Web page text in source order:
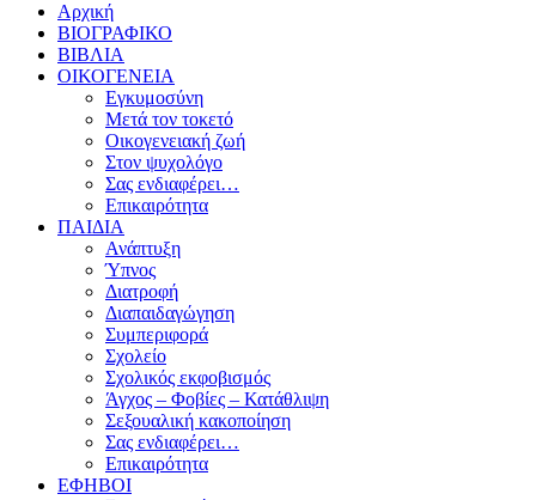
Αρχική
ΒΙΟΓΡΑΦΙΚΟ
ΒΙΒΛΙΑ
ΟΙΚΟΓΕΝΕΙΑ
Εγκυμοσύνη
Μετά τον τοκετό
Οικογενειακή ζωή
Στον ψυχολόγο
Σας ενδιαφέρει…
Επικαιρότητα
ΠΑΙΔΙΑ
Ανάπτυξη
Ύπνος
Διατροφή
Διαπαιδαγώγηση
Συμπεριφορά
Σχολείο
Σχολικός εκφοβισμός
Άγχος – Φοβίες – Κατάθλιψη
Σεξουαλική κακοποίηση
Σας ενδιαφέρει…
Επικαιρότητα
ΕΦΗΒΟΙ